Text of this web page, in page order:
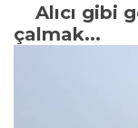
Alıcı gibi
çalmak...